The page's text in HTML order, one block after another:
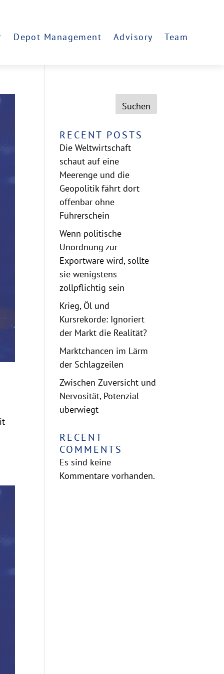
Depot Management Advisory Team
Suchen
RECENT POSTS
Die Weltwirtschaft
schaut auf eine
Meerenge und die
Geopolitik fährt dort
offenbar ohne
Führerschein
Wenn politische
Unordnung zur
Exportware wird, sollte
sie wenigstens
zollpflichtig sein
Krieg, Öl und
Kursrekorde: Ignoriert
der Markt die Realität?
Marktchancen im Lärm
der Schlagzeilen
Zwischen Zuversicht und
Nervosität, Potenzial
überwiegt
RECENT
COMMENTS
Es sind keine
Kommentare vorhanden.